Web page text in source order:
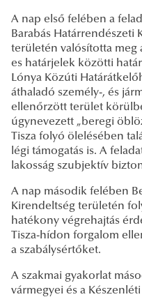
A nap első felében a
Barabás Határrendészeti
területén valósította meg
es határjelek közötti
Lónya Közúti
áthaladó személy-, és
ellenőrzött terület
úgynevezett „beregi
Tisza folyó ölelésében
légi támogatás is. A
lakosság szubjektív
A nap második felében
Kirendeltség területén
hatékony végrehajtás
Tisza-hídon forgalom
a szabálysértőket.
A szakmai gyakorlat
vármegyei és a